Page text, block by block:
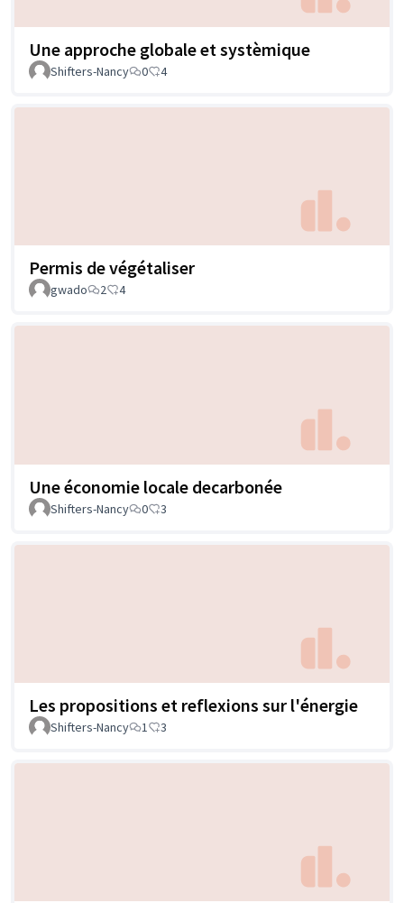
Une approche globale et systèmique
Shifters-Nancy 0 4
Permis de végétaliser
gwado 2 4
Une économie locale decarbonée
Shifters-Nancy 0 3
Les propositions et reflexions sur l'énergie
Shifters-Nancy 1 3